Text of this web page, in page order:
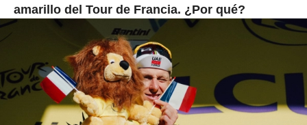
amarillo del Tour de Francia. ¿Por qué?